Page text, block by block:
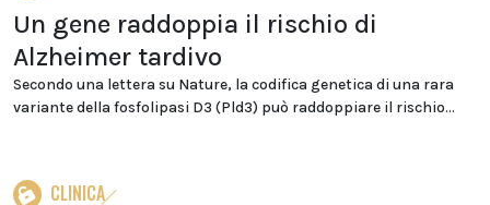
Un gene raddoppia il rischio di
Alzheimer tardivo
Secondo una lettera su Nature, la codifica genetica di una rara
variante della fosfolipasi D3 (Pld3) può raddoppiare il rischio...
CLINICA